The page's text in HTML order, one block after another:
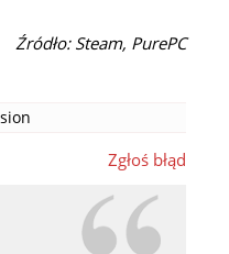
Źródło: Steam, PurePC
Zgłoś błąd